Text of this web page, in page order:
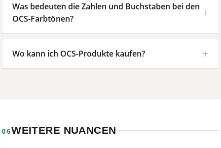
Was bedeuten die Zahlen und Buchstaben bei den
OCS-Farbtönen?
Wo kann ich OCS-Produkte kaufen?
06WEITERE NUANCEN